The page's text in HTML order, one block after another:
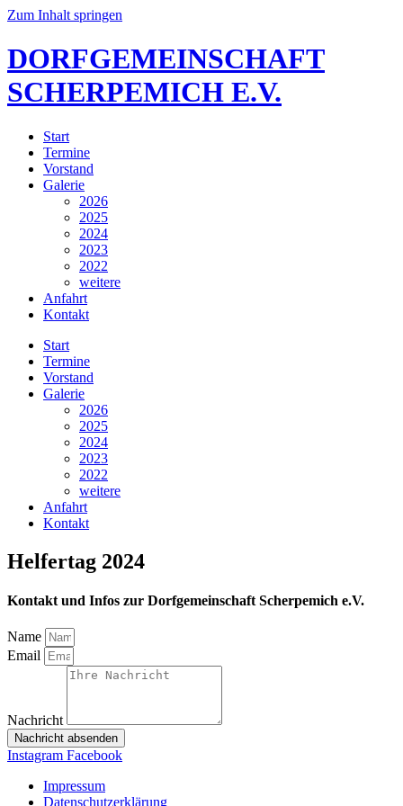
Zum Inhalt springen
DORFGEMEINSCHAFT
SCHERPEMICH E.V.
Start
Termine
Vorstand
Galerie
2026
2025
2024
2023
2022
weitere
Anfahrt
Kontakt
Start
Termine
Vorstand
Galerie
2026
2025
2024
2023
2022
weitere
Anfahrt
Kontakt
Helfertag 2024
Kontakt und Infos zur Dorfgemeinschaft Scherpemich e.V.
Name
Email
Nachricht
Nachricht absenden
Instagram Facebook
Impressum
Datenschutzerklärung